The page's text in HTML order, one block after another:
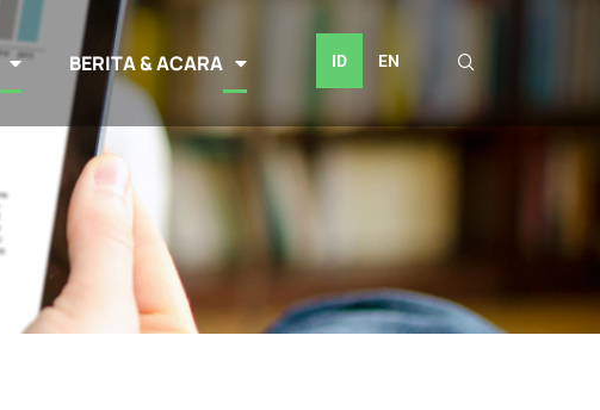
BERITA & ACARA ID EN